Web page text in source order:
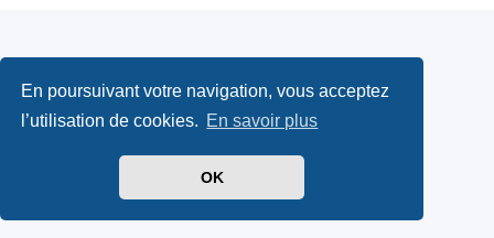
En poursuivant votre navigation, vous acceptez
l’utilisation de cookies. En savoir plus
OK